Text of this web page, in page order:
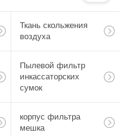
Ткань скольжения
воздуха
Пылевой фильтр
инкассаторских
сумок
корпус фильтра
мешка